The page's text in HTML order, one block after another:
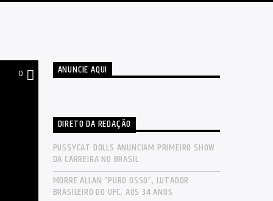
0 ANUNCIE AQUI
DIRETO DA REDAÇÃO
PUSSYCAT DOLLS ANUNCIAM PRIMEIRO SHOW
DA CARREIRA NO BRASIL
MORRE ALLAN “PURO OSSO”, LUTADOR
BRASILEIRO DO UFC, AOS 34 ANOS